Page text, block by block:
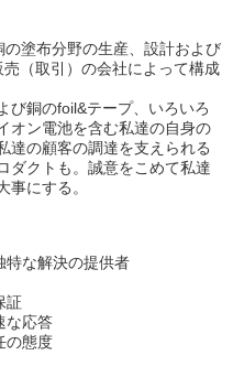
塗布分野の生産、設計および
（取引）の会社によって構成
び銅のfoil&テープ、いろいろ
オン電池を含む私達の自身の
達の顧客の調達を支えられる
ダクトも。誠意をこめて私達
事にする。
特な解決の提供者
証
な応答
の態度